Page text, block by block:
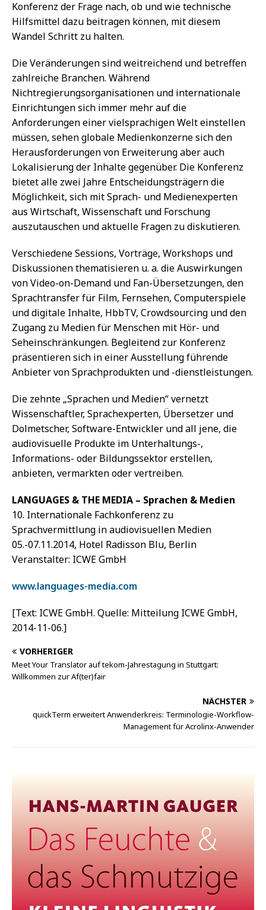
Konferenz der Frage nach, ob und wie technische
Hilfsmittel dazu beitragen können, mit diesem
Wandel Schritt zu halten.
Die Veränderungen sind weitreichend und betreffen
zahlreiche Branchen. Während
Nichtregierungsorganisationen und internationale
Einrichtungen sich immer mehr auf die
Anforderungen einer vielsprachigen Welt einstellen
müssen, sehen globale Medienkonzerne sich den
Herausforderungen von Erweiterung aber auch
Lokalisierung der Inhalte gegenüber. Die Konferenz
bietet alle zwei Jahre Entscheidungsträgern die
Möglichkeit, sich mit Sprach- und Medienexperten
aus Wirtschaft, Wissenschaft und Forschung
auszutauschen und aktuelle Fragen zu diskutieren.
Verschiedene Sessions, Vorträge, Workshops und
Diskussionen thematisieren u. a. die Auswirkungen
von Video-on-Demand und Fan-Übersetzungen, den
Sprachtransfer für Film, Fernsehen, Computerspiele
und digitale Inhalte, HbbTV, Crowdsourcing und den
Zugang zu Medien für Menschen mit Hör- und
Seheinschränkungen. Begleitend zur Konferenz
präsentieren sich in einer Ausstellung führende
Anbieter von Sprachprodukten und -dienstleistungen.
Die zehnte „Sprachen und Medien“ vernetzt
Wissenschaftler, Sprachexperten, Übersetzer und
Dolmetscher, Software-Entwickler und all jene, die
audiovisuelle Produkte im Unterhaltungs-,
Informations- oder Bildungssektor erstellen,
anbieten, vermarkten oder vertreiben.
LANGUAGES & THE MEDIA – Sprachen & Medien
10. Internationale Fachkonferenz zu
Sprachvermittlung in audiovisuellen Medien
05.-07.11.2014, Hotel Radisson Blu, Berlin
Veranstalter: ICWE GmbH
www.languages-media.com
[Text: ICWE GmbH. Quelle: Mitteilung ICWE GmbH,
2014-11-06.]
VORHERIGER
Meet Your Translator auf tekom-Jahrestagung in Stuttgart:
Willkommen zur Af(ter)fair
NÄCHSTER
quickTerm erweitert Anwenderkreis: Terminologie-Workflow-
Management für Acrolinx-Anwender